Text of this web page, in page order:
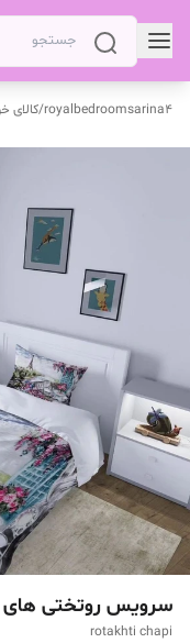
royalbedroomsarina4
/کالای
سرویس روتختی های
rotakhti chapi